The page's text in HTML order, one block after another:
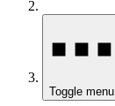
Toggle menu